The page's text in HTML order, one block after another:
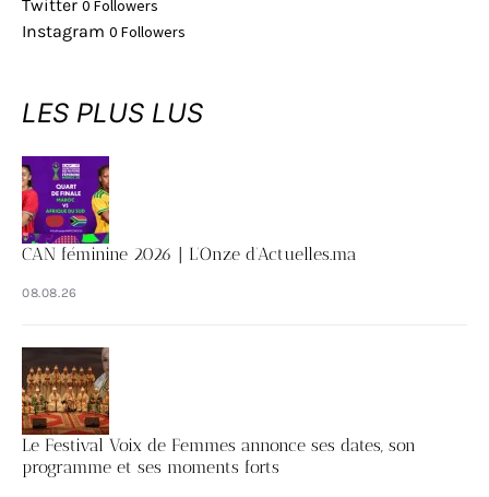
Twitter 0 Followers
Instagram 0 Followers
LES PLUS LUS
CAN féminine 2026 | L’Onze d’Actuelles.ma
08.08.26
Le Festival Voix de Femmes annonce ses dates, son
programme et ses moments forts